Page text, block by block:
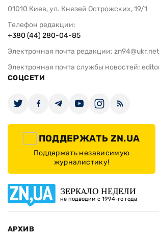
01010 Киев, ул. Князей Острожских, 19/1
Телефон редакции:
+380 (44) 280-04-85
Электронная почта редакции: zn94@ukr.net
Электронная почта службы новостей:
СОЦСЕТИ
ПОДДЕРЖАТЬ ZN.UA
Поддержать независимую
журналистику!
ЗЕРКАЛО НЕДЕЛИ
не подводим с 1994-го года
АРХИВ